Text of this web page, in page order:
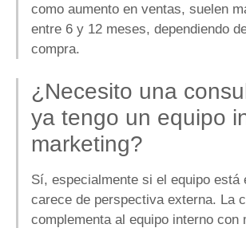
como aumento en ventas, suelen
entre 6 y 12 meses, dependiendo
compra.
¿Necesito una
ya tengo un equipo
marketing?
Sí, especialmente si el equipo está
carece de perspectiva externa. La
complementa al equipo interno con